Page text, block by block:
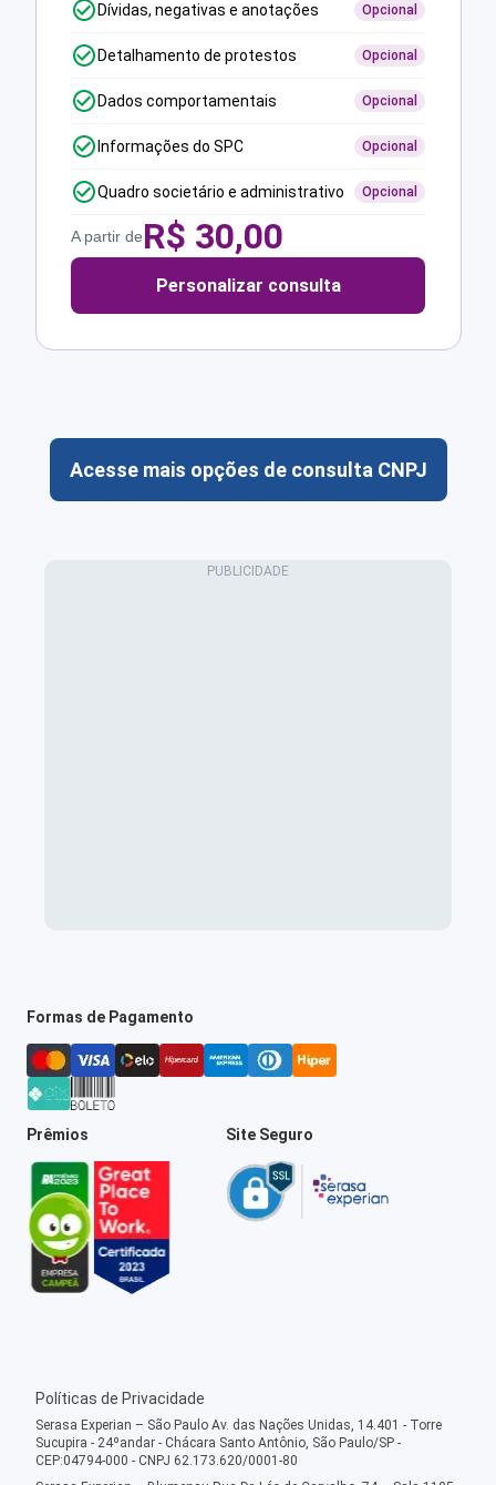
Dívidas, negativas e anotações Opcional
Detalhamento de protestos Opcional
Dados comportamentais Opcional
Informações do SPC Opcional
Quadro societário e administrativo Opcional
A partir deR$ 30,00
Personalizar consulta
Acesse mais opções de consulta CNPJ
Formas de Pagamento
Prêmios Site Seguro
Políticas de Privacidade
Serasa Experian – São Paulo Av. das Nações Unidas, 14.401 - Torre
Sucupira - 24ºandar - Chácara Santo Antônio, São Paulo/SP -
CEP:04794-000 - CNPJ 62.173.620/0001-80